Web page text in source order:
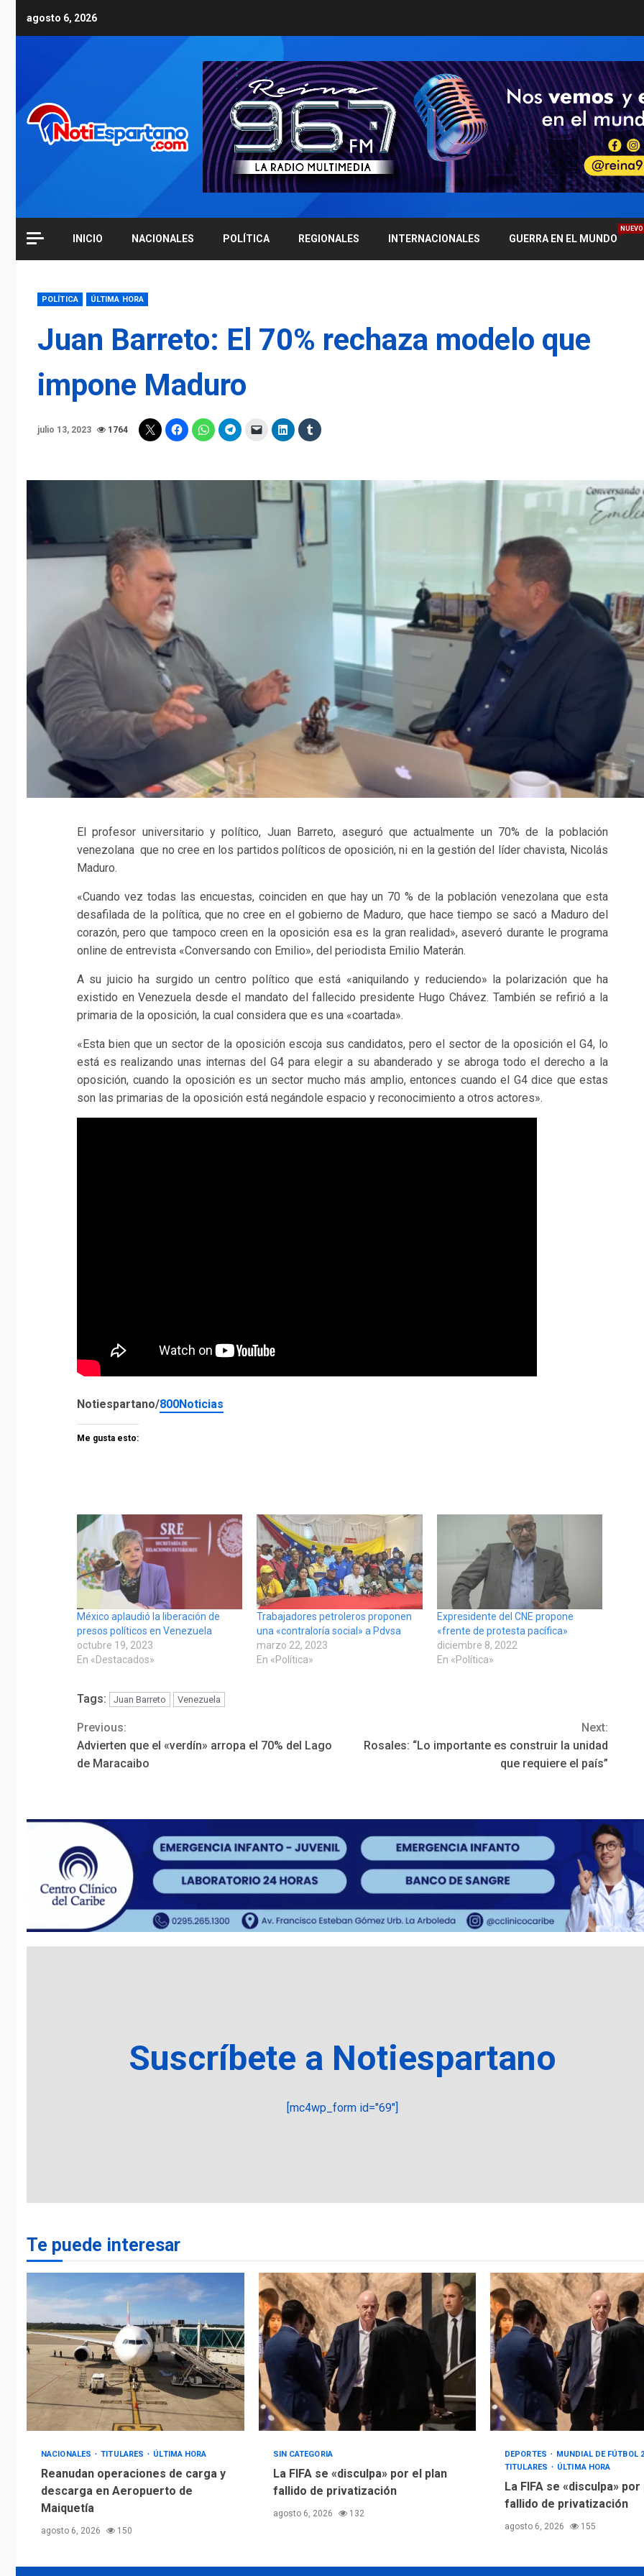
agosto 6, 2026
INICIO NACIONALES POLÍTICA REGIONALES INTERNACIONALES GUERRA EN EL MUNDO
NUEVO
POLÍTICA ÚLTIMA HORA
Juan Barreto: El 70% rechaza modelo que
impone Maduro
julio 13, 2023 1764
El profesor universitario y político, Juan Barreto, aseguró que actualmente un 70% de la población
venezolana que no cree en los partidos políticos de oposición, ni en la gestión del líder chavista, Nicolás
Maduro.
«Cuando vez todas las encuestas, coinciden en que hay un 70 % de la población venezolana que esta
desafilada de la política, que no cree en el gobierno de Maduro, que hace tiempo se sacó a Maduro del
corazón, pero que tampoco creen en la oposición esa es la gran realidad», aseveró durante le programa
online de entrevista «Conversando con Emilio», del periodista Emilio Materán.
A su juicio ha surgido un centro político que está «aniquilando y reduciendo» la polarización que ha
existido en Venezuela desde el mandato del fallecido presidente Hugo Chávez. También se refirió a la
primaria de la oposición, la cual considera que es una «coartada».
«Esta bien que un sector de la oposición escoja sus candidatos, pero el sector de la oposición el G4, lo
está es realizando unas internas del G4 para elegir a su abanderado y se abroga todo el derecho a la
oposición, cuando la oposición es un sector mucho más amplio, entonces cuando el G4 dice que estas
son las primarias de la oposición está negándole espacio y reconocimiento a otros actores».
Notiespartano/800Noticias
Me gusta esto:
México aplaudió la liberación de
presos políticos en Venezuela
octubre 19, 2023
En «Destacados»
Trabajadores petroleros proponen
una «contraloría social» a Pdvsa
marzo 22, 2023
En «Política»
Expresidente del CNE propone
«frente de protesta pacífica»
diciembre 8, 2022
En «Política»
Tags: Juan Barreto Venezuela
Continue
Reading
Previous:
Advierten que el «verdín» arropa el 70% del Lago
de Maracaibo
Next:
Rosales: “Lo importante es construir la unidad
que requiere el país”
Suscríbete a Notiespartano
[mc4wp_form id="69"]
Te puede interesar
NACIONALES TITULARES ÚLTIMA HORA
Reanudan operaciones de carga y
descarga en Aeropuerto de
Maiquetía
agosto 6, 2026 150
SIN CATEGORIA
La FIFA se «disculpa» por el plan
fallido de privatización
agosto 6, 2026 132
DEPORTES
MUNDIAL DE FÚTBOL
TITULARES
ÚLTIMA HORA
La FIFA se «disculpa» por
fallido de privatización
agosto 6, 2026 155